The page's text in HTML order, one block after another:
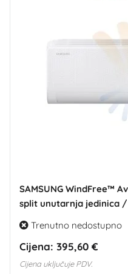
SAMSUNG WindFree™
split unutarnja jedinica /
Trenutno nedostupno
Cijena: 395,60 €
Cijena uključuje PDV.